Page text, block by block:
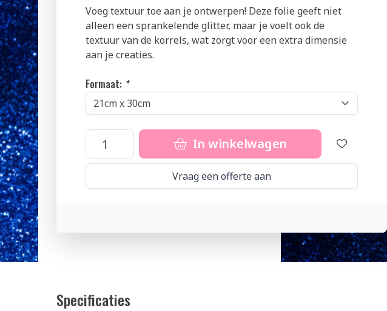
Voeg textuur toe aan je ontwerpen! Deze folie geeft niet
alleen een sprankelende glitter, maar je voelt ook de
textuur van de korrels, wat zorgt voor een extra dimensie
aan je creaties.
Formaat: *
In winkelwagen
Vraag een offerte aan
Specificaties